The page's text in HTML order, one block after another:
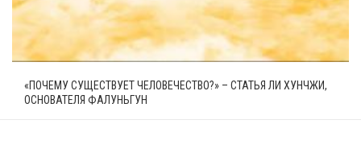
«ПОЧЕМУ СУЩЕСТВУЕТ ЧЕЛОВЕЧЕСТВО?» – СТАТЬЯ ЛИ ХУНЧЖИ,
ОСНОВАТЕЛЯ ФАЛУНЬГУН